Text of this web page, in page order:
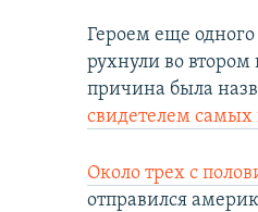
Героем еще одного
рухнули во
причина была
свидетелем самых
Около трех с
отправился